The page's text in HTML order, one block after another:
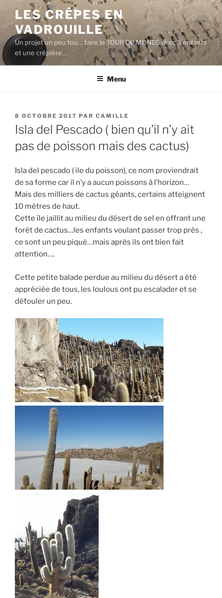
contenu
principal
LES CRÊPES EN
VADROUILLE
Un projet un peu fou… faire le TOUR DU MONDE avec 3 enfants
et une crêpière…
Menu
PUBLIÉ
LE
8 OCTOBRE 2017 PAR CAMILLE
Isla del Pescado ( bien qu’il n’y ait
pas de poisson mais des cactus)
Isla del pescado ( ile du poisson), ce nom proviendrait
de sa forme car il n’y a aucun poissons à l’horizon…
Mais des milliers de cactus géants, certains atteignent
10 mètres de haut.
Cette île jaillit au milieu du désert de sel en offrant une
forêt de cactus…les enfants voulant passer trop près ,
ce sont un peu piqué…mais après ils ont bien fait
attention….
Cette petite balade perdue au milieu du désert a été
appréciée de tous, les loulous ont pu escalader et se
défouler un peu.